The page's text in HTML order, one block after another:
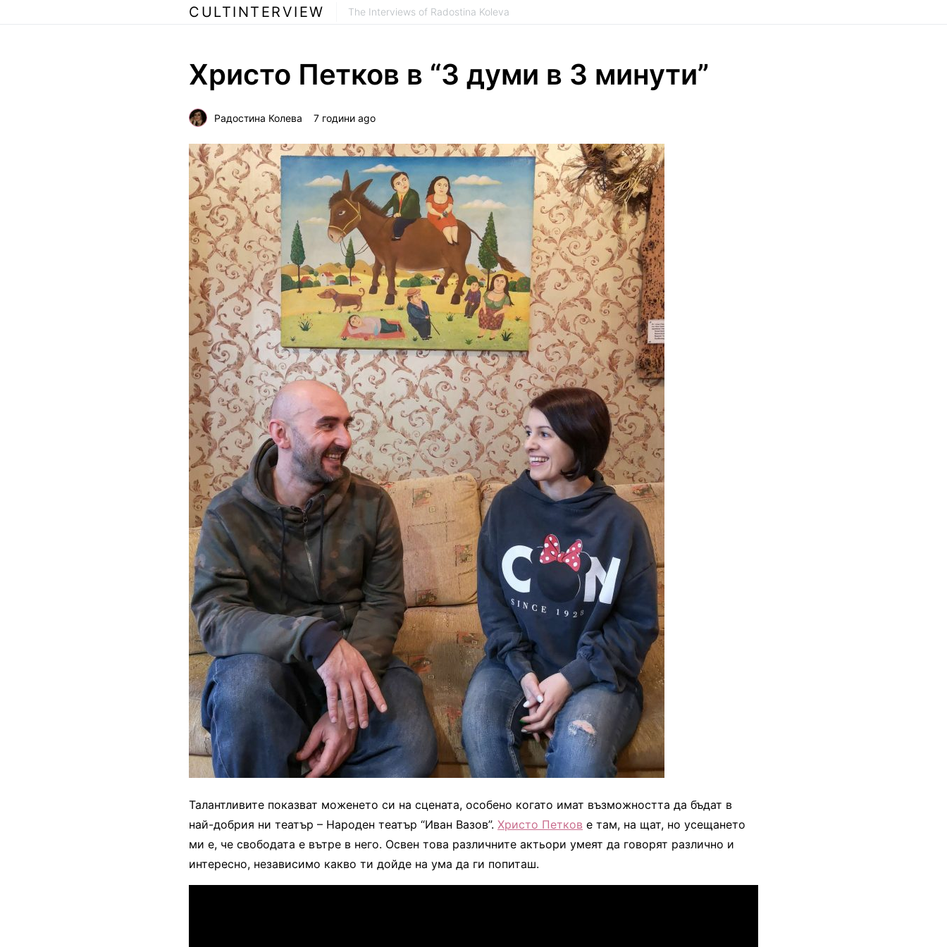
CULTINTERVIEW The Interviews of Radostina Koleva
Христо Петков в “3 думи в 3 минути”
Радостина Колева 7 години ago
Талантливите показват моженето си на сцената, особено когато имат възможността да бъдат в
най-добрия ни театър – Народен театър “Иван Вазов”. Христо Петков е там, на щат, но усещането
ми е, че свободата е вътре в него. Освен това различните актьори умеят да говорят различно и
интересно, независимо какво ти дойде на ума да ги попиташ.